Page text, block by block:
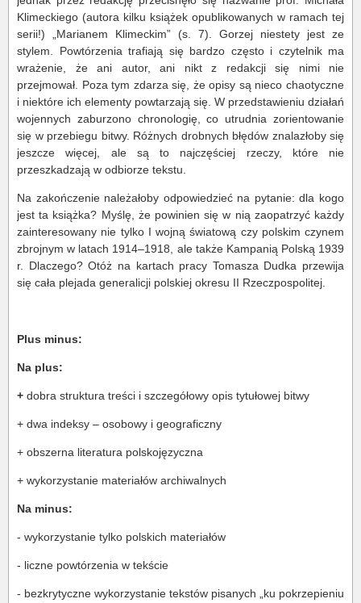
Klimeckiego (autora kilku książek opublikowanych w ramach tej
serii!) „Marianem Klimeckim” (s. 7). Gorzej niestety jest ze
stylem. Powtórzenia trafiają się bardzo często i czytelnik ma
wrażenie, że ani autor, ani nikt z redakcji się nimi nie
przejmował. Poza tym zdarza się, że opisy są nieco chaotyczne
i niektóre ich elementy powtarzają się. W przedstawieniu działań
wojennych zaburzono chronologię, co utrudnia zorientowanie
się w przebiegu bitwy. Różnych drobnych błędów znalazłoby się
jeszcze więcej, ale są to najczęściej rzeczy, które nie
przeszkadzają w odbiorze tekstu.
Na zakończenie należałoby odpowiedzieć na pytanie: dla kogo
jest ta książka? Myślę, że powinien się w nią zaopatrzyć każdy
zainteresowany nie tylko I wojną światową czy polskim czynem
zbrojnym w latach 1914–1918, ale także Kampanią Polską 1939
r. Dlaczego? Otóż na kartach pracy Tomasza Dudka przewija
się cała plejada generalicji polskiej okresu II Rzeczpospolitej.
Plus minus:
Na plus:
+ dobra struktura treści i szczegółowy opis tytułowej bitwy
+ dwa indeksy – osobowy i geograficzny
+ obszerna literatura polskojęzyczna
+ wykorzystanie materiałów archiwalnych
Na minus:
- wykorzystanie tylko polskich materiałów
- liczne powtórzenia w tekście
- bezkrytyczne wykorzystanie tekstów pisanych „ku pokrzepieniu